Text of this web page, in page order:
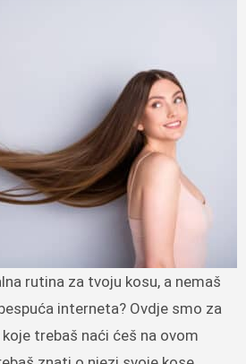
interneta? Ovdje smo za
trebaš naći ćeš na ovom